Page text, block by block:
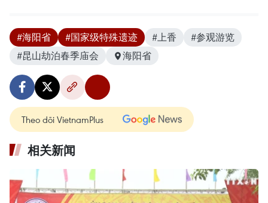
#海阳省 #国家级特殊遗迹 #上香
#参观游览
#昆山劫泊春季庙会
海阳省
Theo dõi VietnamPlus
相关新闻